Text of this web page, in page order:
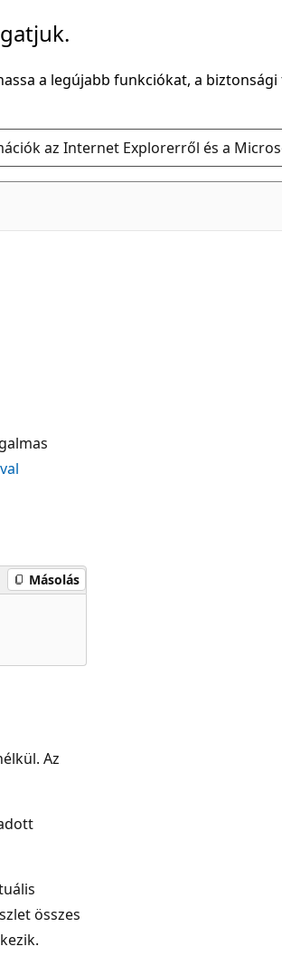
a legújabb funkciókat, a
az Internet Explorerről és a
Másolás
Az
összes